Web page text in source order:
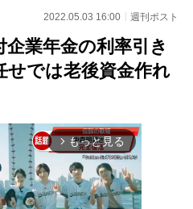
2022.05.03 16:00 週刊ポスト
企業年金の利率引き
では老後資金作れ
arrow_forward_ios もっと見る